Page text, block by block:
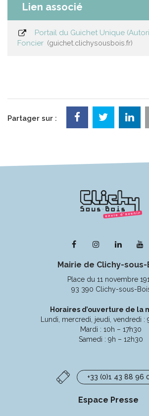
Lien associé
Portail du Guichet Unique
Foncier
guichet.clichysousbois.fr
Partager sur :
Lien
le
compte
Facebook
Lien
le
compte
Instagram
Lien
le
Mairie de Clichy-sous-
Place du 11 novembre
93 390 Clichy-sous-
Horaires d’ouverture de la
Lundi, mercredi, jeudi, vendredi :
Mardi : 10h – 17h30
Samedi : 9h – 12h30
+33 (0)1 43 88 96
Espace Presse